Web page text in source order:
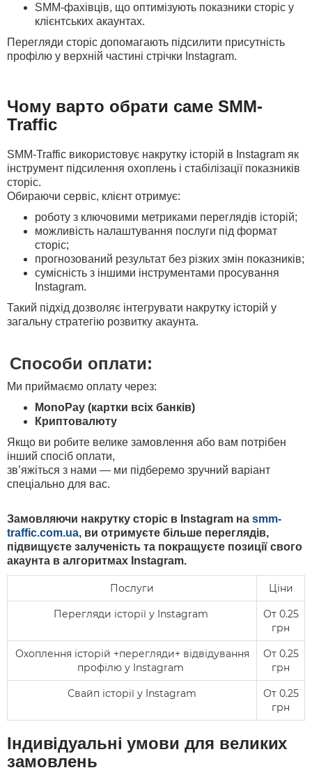
SMM-фахівців, що оптимізують показники сторіс у
клієнтських акаунтах.
Перегляди сторіс допомагають підсилити присутність
профілю у верхній частині стрічки Instagram.
Чому варто обрати саме SMM-
Traffic
SMM-Traffic використовує накрутку історій в Instagram як
інструмент підсилення охоплень і стабілізації показників
сторіс.
Обираючи сервіс, клієнт отримує:
роботу з ключовими метриками переглядів історій;
можливість налаштування послуги під формат
сторіс;
прогнозований результат без різких змін показників;
сумісність з іншими інструментами просування
Instagram.
Такий підхід дозволяє інтегрувати накрутку історій у
загальну стратегію розвитку акаунта.
Способи оплати:
Ми приймаємо оплату через:
MonoPay (картки всіх банків)
Криптовалюту
Якщо ви робите велике замовлення або вам потрібен
інший спосіб оплати,
зв’яжіться з нами — ми підберемо зручний варіант
спеціально для вас.
Замовляючи накрутку сторіс в Instagram на smm-
traffic.com.ua, ви отримуєте більше переглядів,
підвищуєте залученість та покращуєте позиції свого
акаунта в алгоритмах Instagram.
Послуги Ціни
Перегляди історії у Instagram
От 0.25
грн
Охоплення історій +перегляди+ відвідування
профілю у Instagram
От 0.25
грн
Свайп історії у Instagram
От 0.25
грн
Індивідуальні умови для великих
замовлень